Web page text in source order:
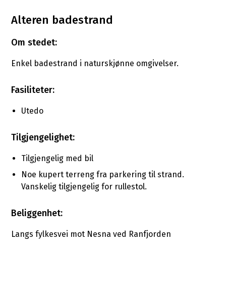
Alteren badestrand
Om stedet:
Enkel badestrand i naturskjønne omgivelser.
Fasiliteter:
Utedo
Tilgjengelighet:
Tilgjengelig med bil
Noe kupert terreng fra parkering til strand.
Vanskelig tilgjengelig for rullestol.
Beliggenhet:
Langs fylkesvei mot Nesna ved Ranfjorden